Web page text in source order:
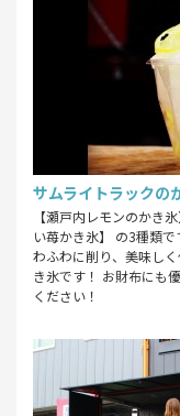
サムライトラックの
【瀬戸内レモンのかき
い苺かき氷】 の3種類
わふわに削り、美味し
き氷です！ お財布にも
ください！